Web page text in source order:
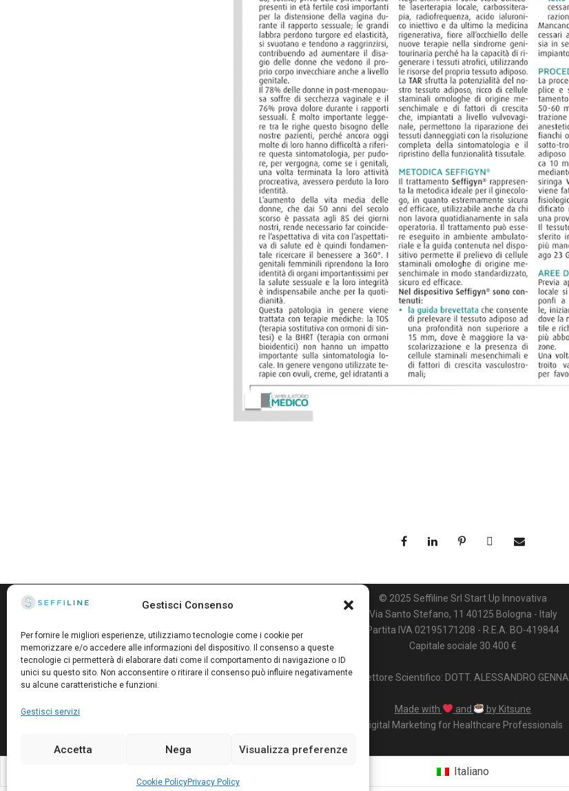
Gestisci Consenso
Per fornire le migliori esperienze, utilizziamo tecnologie come i cookie per
memorizzare e/o accedere alle informazioni del dispositivo. Il consenso a queste
tecnologie ci permetterà di elaborare dati come il comportamento di navigazione o ID
unici su questo sito. Non acconsentire o ritirare il consenso può influire negativamente
su alcune caratteristiche e funzioni.
Gestisci servizi
Accetta Nega Visualizza preferenze
Cookie PolicyPrivacy Policy
© 2025 Seffiline Srl Start Up Innovativa
Via Santo Stefano, 11 40125 Bologna - Italy
Partita IVA 02195171208 - R.E.A. BO-419844
Capitale sociale 30.400 €
Direttore Scientifico: DOTT. ALESSANDRO GENNAI
Made with and
by Kitsune
Digital Marketing for Healthcare Professionals
Italiano